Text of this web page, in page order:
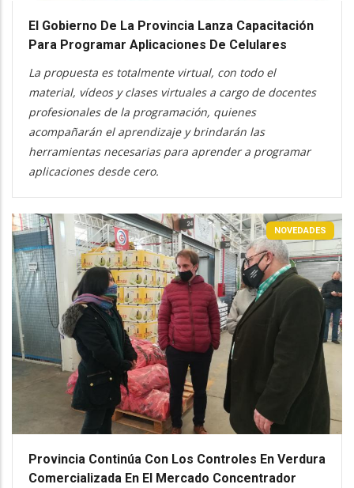
El Gobierno De La Provincia Lanza Capacitación
Para Programar Aplicaciones De Celulares
La propuesta es totalmente virtual, con todo el
material, vídeos y clases virtuales a cargo de docentes
profesionales de la programación, quienes
acompañarán el aprendizaje y brindarán las
herramientas necesarias para aprender a programar
aplicaciones desde cero.
NOVEDADES
Provincia Continúa Con Los Controles En Verdura
Comercializada En El Mercado Concentrador